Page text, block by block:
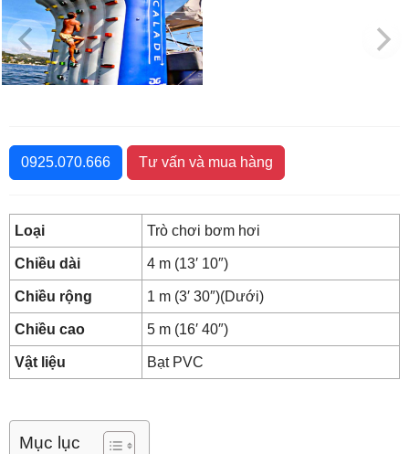
0925.070.666 Tư vấn và mua hàng
Loại Trò chơi bơm hơi
Chiều dài 4 m (13′ 10″)
Chiều rộng 1 m (3′ 30″)(Dưới)
Chiều cao 5 m (16′ 40″)
Vật liệu Bạt PVC
Mục lục